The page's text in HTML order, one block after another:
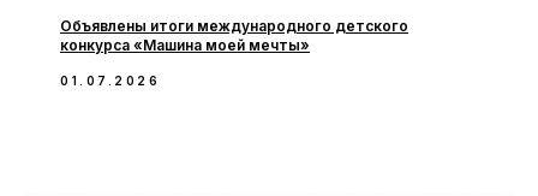
Объявлены итоги международного детского
конкурса «Машина моей мечты»
01.07.2026